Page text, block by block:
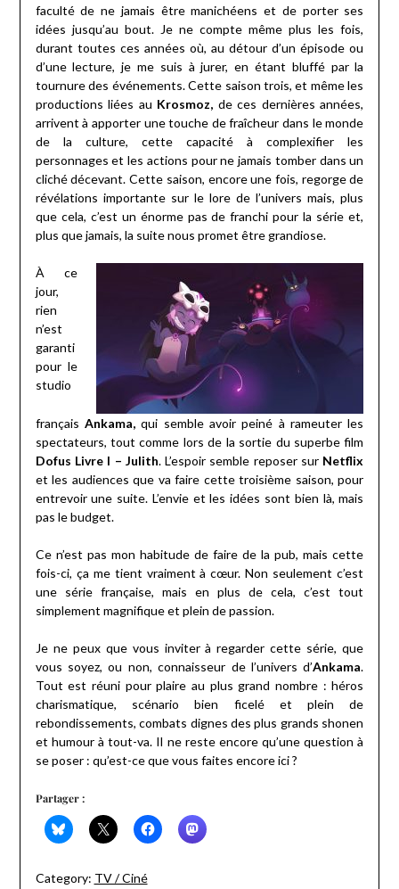
faculté de ne jamais être manichéens et de porter ses
idées jusqu’au bout. Je ne compte même plus les fois,
durant toutes ces années où, au détour d’un épisode ou
d’une lecture, je me suis à jurer, en étant bluffé par la
tournure des événements. Cette saison trois, et même les
productions liées au Krosmoz, de ces dernières années,
arrivent à apporter une touche de fraîcheur dans le monde
de la culture, cette capacité à complexifier les
personnages et les actions pour ne jamais tomber dans un
cliché décevant. Cette saison, encore une fois, regorge de
révélations importante sur le lore de l’univers mais, plus
que cela, c’est un énorme pas de franchi pour la série et,
plus que jamais, la suite nous promet être grandiose.
À ce
jour,
rien
n’est
garanti
pour le
studio
français Ankama,qui semble avoir peiné à rameuter les
spectateurs, tout comme lors de la sortie du superbe film
Dofus Livre I – Julith. L’espoir semble reposer sur Netflix
et les audiences que va faire cette troisième saison, pour
entrevoir une suite. L’envie et les idées sont bien là, mais
pas le budget.
Ce n’est pas mon habitude de faire de la pub, mais cette
fois-ci, ça me tient vraiment à cœur. Non seulement c’est
une série française, mais en plus de cela, c’est tout
simplement magnifique et plein de passion.
Je ne peux que vous inviter à regarder cette série, que
vous soyez, ou non, connaisseur de l’univers d’Ankama.
Tout est réuni pour plaire au plus grand nombre : héros
charismatique, scénario bien ficelé et plein de
rebondissements, combats dignes des plus grands shonen
et humour à tout-va. Il ne reste encore qu’une question à
se poser : qu’est-ce que vous faites encore ici ?
Partager :
Category: TV / Ciné